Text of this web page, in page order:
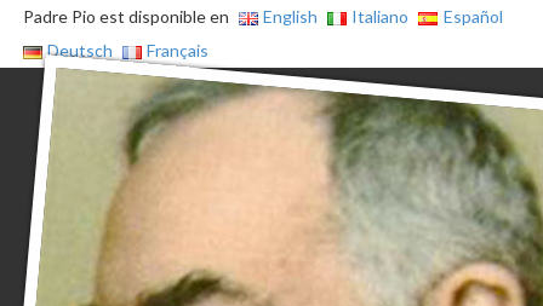
Padre Pio est disponible en English Italiano
Español
Deutsch
Français